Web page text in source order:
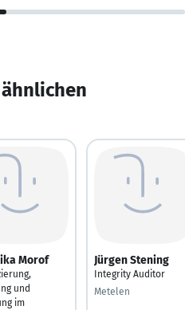
Morof
und
im
Jürgen Stening
Integrity Auditor
Metelen